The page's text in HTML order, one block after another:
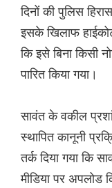
दिनों की पुलिस
इसके खिलाफ
कि इसे बिना किसी
पारित किया गया।
सावंत के वकील
स्थापित कानूनी
तर्क दिया गया कि
मीडिया पर अपलोड